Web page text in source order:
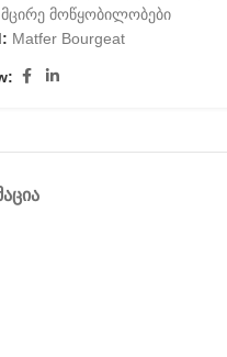
მცირე მოწყობილობები
Matfer Bourgeat